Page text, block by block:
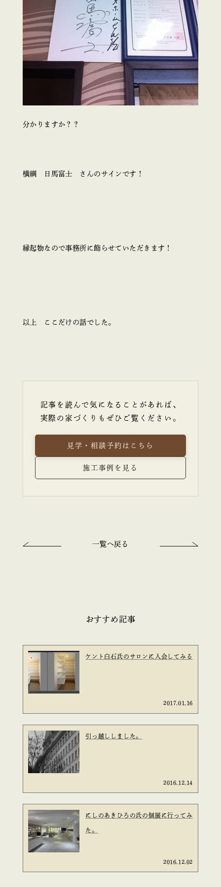
分かりますか？？
横綱 日馬富士 さんのサインです！
縁起物なので事務所に飾らせていただきます！
以上 ここだけの話でした。
記事を読んで気になることがあれば、
実際の家づくりもぜひご覧ください。
見学・相談予約はこちら
施工事例を見る
一覧へ戻る
おすすめ記事
ケント白石氏のサロンに入会してみる
2017.01.16
引っ越ししました。
2016.12.14
にしのあきひろの氏の個展に行ってみ
た。
2016.12.02